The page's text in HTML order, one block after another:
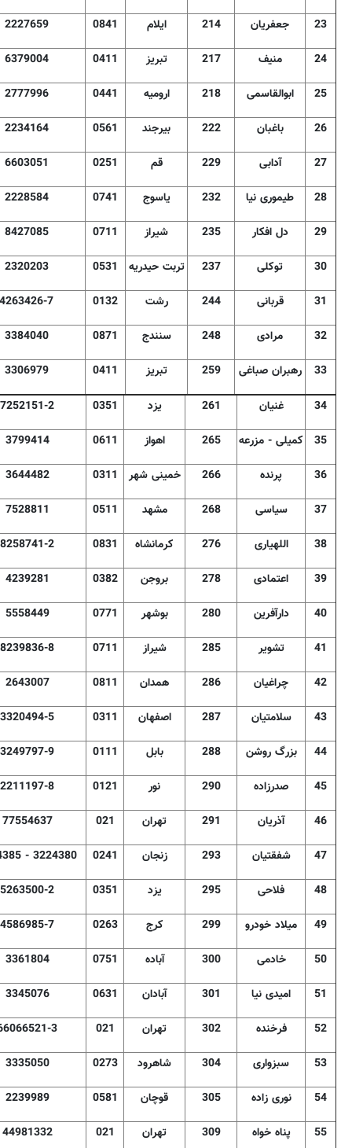
23
جعفریان 214 ایلام 0841
2227659
24
منیف 217 تبریز 0411
6379004
25
ابوالقاسمی 218 ارومیه 0441
2777996
26
باغبان 222 بیرجند 0561
2234164
27
آدابی 229 قم 0251
6603051
28
طیموری نیا 232 یاسوج 0741
2228584
29
دل افکار 235 شیراز 0711
8427085
30
توکلی 237 تربت حیدریه 0531
2320203
31
قربانی 244 رشت 0132
4263426-7
32
مرادی 248 سنندج 0871
3384040
33
رهبران صباغی 259 تبریز 0411
3306979
34
غنیان 261 یزد 0351
7252151-2
35
کمیلی - مزرعه 265 اهواز 0611
3799414
36
پرنده 266 خمینی شهر 0311
3644482
37
سیاسی 268 مشهد 0511
7528811
38
اللهیاری 276 کرمانشاه 0831
8258741-2
39
اعتمادی 278 بروجن 0382
4239281
40
دارآفرین 280 بوشهر 0771
5558449
41
تشویر 285 شیراز 0711
8239836-8
42
چراغیان 286 همدان 0811
2643007
43
سلامتیان 287 اصفهان 0311
3320494-5
44
بزرگ روشن 288 بابل 0111
3249797-9
45
صدرزاده 290 نور 0121
2211197-8
46
آذریان 291 تهران 021
77554637
47
شفقتیان 293 زنجان 0241
- 3224380
48
فلاحی 295 یزد 0351
5263500-2
49
میلاد خودرو 299 کرج 0263
4586985-7
50
خادمی 300 آباده 0751
3361804
51
امیدی نیا 301 آبادان 0631
3345076
52
فرخنده 302 تهران 021
3
53
سبزواری 304 شاهرود 0273
3335050
54
نوری زاده 305 قوچان 0581
2239989
55
پناه خواه 309 تهران 021
44981332